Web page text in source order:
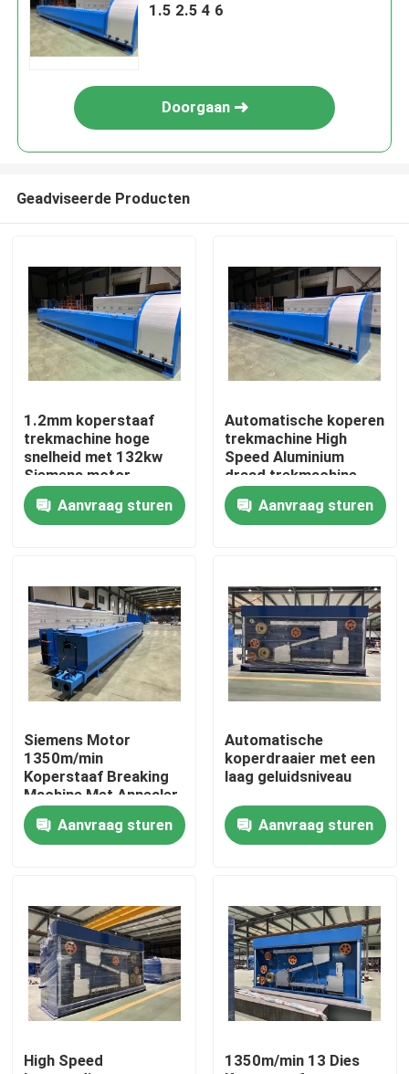
Producten
Video's
Fabriekstocht
Kwaliteitscontrole
Vraag een offerte
Cable Extruder Machine
Draadtrekkers
1.5 2.5 4 6
Doorgaan
Geadviseerde Producten
1.2mm koperstaaf
trekmachine hoge
snelheid met 132kw
Siemens motor
Aanvraag sturen
Automatische koperen
trekmachine High
Speed Aluminium
draad trekmachine
Aanvraag sturen
Siemens Motor
1350m/min
Koperstaaf Breaking
Machine Met Annealer
Aanvraag sturen
Automatische
koperdraaier met een
laag geluidsniveau
Aanvraag sturen
High Speed
1350m/min 13 Dies